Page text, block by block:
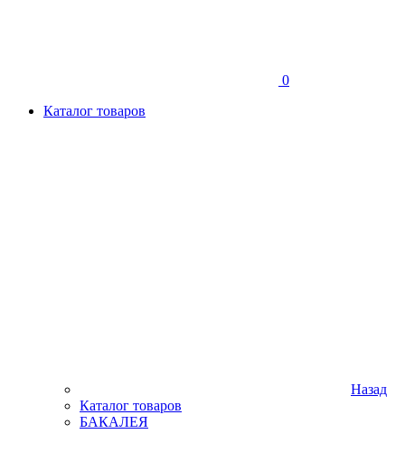
0
Каталог товаров
Назад
Каталог товаров
БАКАЛЕЯ